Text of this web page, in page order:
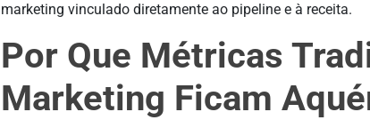
marketing vinculado diretamente ao pipeline e à receita.
Por Que Métricas
Marketing Ficam